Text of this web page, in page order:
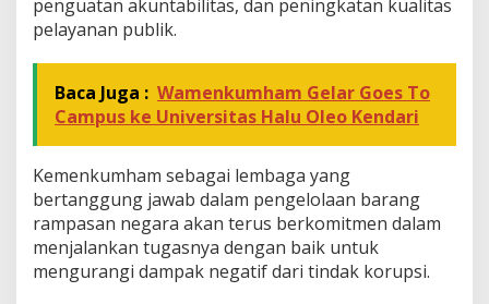
penguatan akuntabilitas, dan peningkatan kualitas
pelayanan publik.
Baca Juga : Wamenkumham Gelar Goes To
Campus ke Universitas Halu Oleo Kendari
Kemenkumham sebagai lembaga yang
bertanggung jawab dalam pengelolaan barang
rampasan negara akan terus berkomitmen dalam
menjalankan tugasnya dengan baik untuk
mengurangi dampak negatif dari tindak korupsi.